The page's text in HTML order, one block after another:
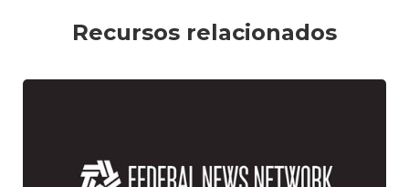
Recursos relacionados